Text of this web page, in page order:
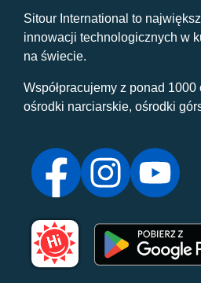
Sitour International to
innowacji technologicznych w
na świecie.
Współpracujemy z ponad
ośrodki narciarskie, ośrodki